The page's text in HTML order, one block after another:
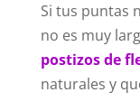
Si tus puntas
no es muy
postizos de
naturales y